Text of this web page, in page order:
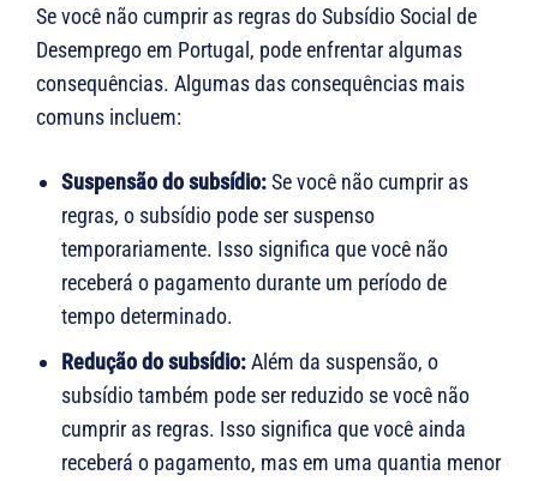
Se você não cumprir as regras do Subsídio Social de
Desemprego em Portugal, pode enfrentar algumas
consequências. Algumas das consequências mais
comuns incluem:
Suspensão do subsídio:Se você não cumprir as
regras, o subsídio pode ser suspenso
temporariamente. Isso significa que você não
receberá o pagamento durante um período de
tempo determinado.
Redução do subsídio:Além da suspensão, o
subsídio também pode ser reduzido se você não
cumprir as regras. Isso significa que você ainda
receberá o pagamento, mas em uma quantia menor